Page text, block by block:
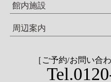
館内施設
周辺案内
［ご予約/お問い合わ